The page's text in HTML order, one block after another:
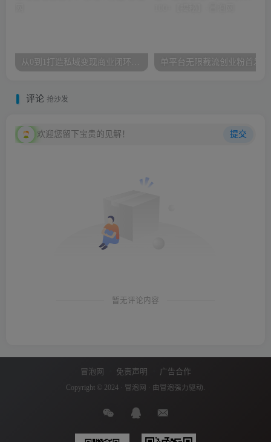
评论 抢沙发
欢迎您留下宝贵的见解！ 提交
暂无评论内容
冒泡网 免责声明 广告合作
Copyright © 2024 · 冒泡网 · 由 冒泡 强力驱动.